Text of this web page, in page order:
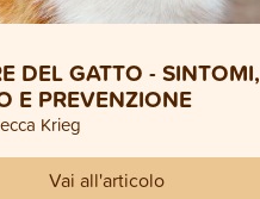
DEL GATTO - SINTOMI,
E PREVENZIONE
Krieg
Vai all'articolo